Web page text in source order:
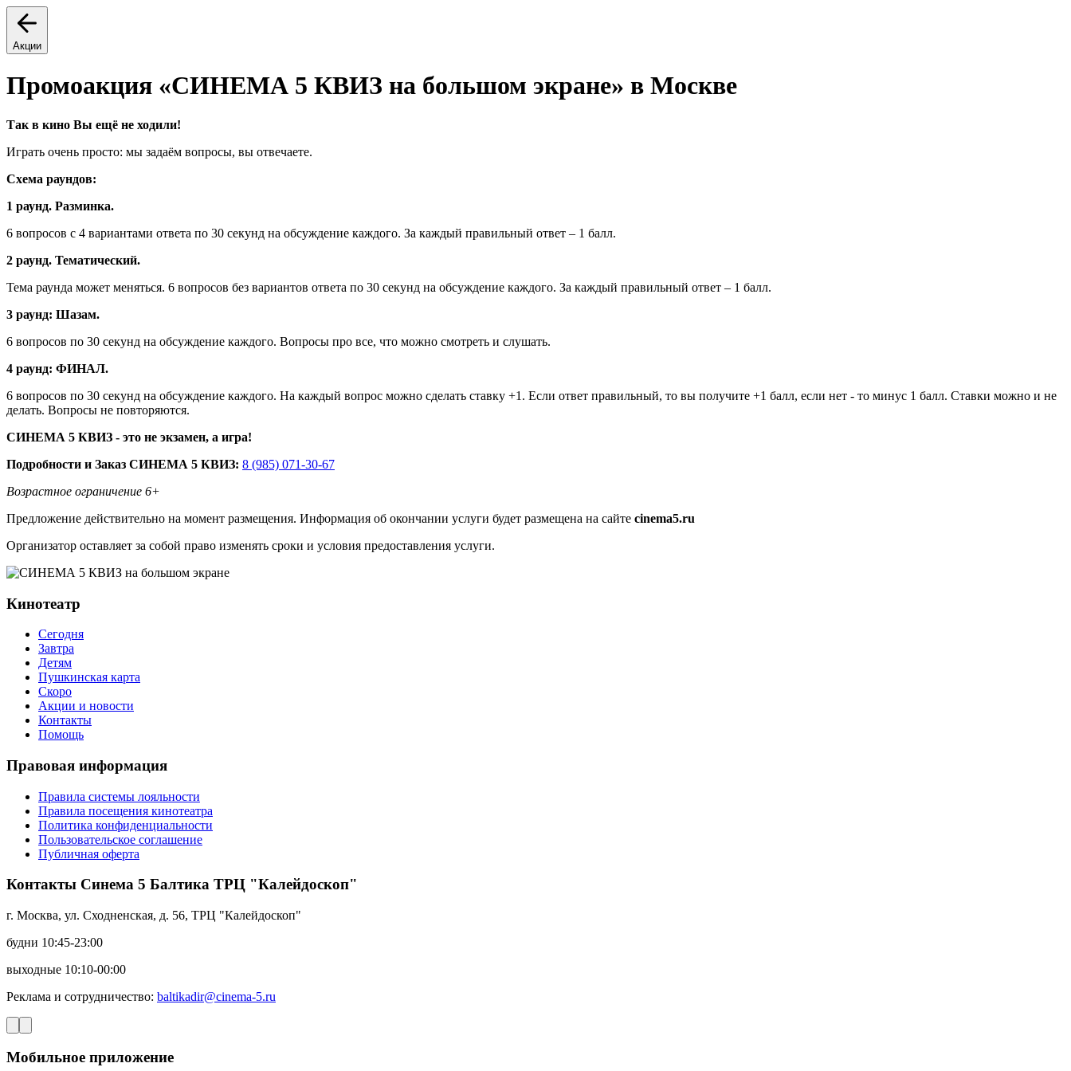
Акции
Промоакция «СИНЕМА 5 КВИЗ на большом экране» в Москве
Так в кино Вы ещё не ходили!
Играть очень просто: мы задаём вопросы, вы отвечаете.
Схема раундов:
1 раунд. Разминка.
6 вопросов с 4 вариантами ответа по 30 секунд на обсуждение каждого. За каждый правильный ответ – 1 балл.
2 раунд. Тематический.
Тема раунда может меняться. 6 вопросов без вариантов ответа по 30 секунд на обсуждение каждого. За каждый правильный ответ – 1 балл.
3 раунд: Шазам.
6 вопросов по 30 секунд на обсуждение каждого. Вопросы про все, что можно смотреть и слушать.
4 раунд: ФИНАЛ.
6 вопросов по 30 секунд на обсуждение каждого. На каждый вопрос можно сделать ставку +1. Если ответ правильный, то вы получите +1 балл, если нет - то минус 1 балл. Ставки можно и не
делать. Вопросы не повторяются.
СИНЕМА 5 КВИЗ - это не экзамен, а игра!
Подробности и Заказ СИНЕМА 5 КВИЗ: 8 (985) 071-30-67
Возрастное ограничение 6+
Предложение действительно на момент размещения. Информация об окончании услуги будет размещена на сайте cinema5.ru
Организатор оставляет за собой право изменять сроки и условия предоставления услуги.
Кинотеатр
Сегодня
Завтра
Детям
Пушкинская карта
Скоро
Акции и новости
Контакты
Помощь
Правовая информация
Правила системы лояльности
Правила посещения кинотеатра
Политика конфиденциальности
Пользовательское соглашение
Публичная оферта
Контакты Синема 5 Балтика ТРЦ "Калейдоскоп"
г. Москва, ул. Сходненская, д. 56, ТРЦ "Калейдоскоп"
будни 10:45-23:00
выходные 10:10-00:00
Реклама и сотрудничество: baltikadir@cinema-5.ru
Мобильное приложение